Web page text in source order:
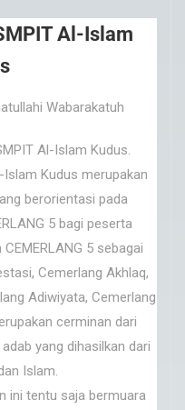
Al-Islam
Wabarakatuh
Al-Islam Kudus.
Kudus merupakan
berorientasi pada
5 bagi peserta
5 sebagai
Cemerlang Akhlaq,
Adiwiyata, Cemerlang
cerminan dari
yang dihasilkan dari
Islam.
ini tentu saja bermuara